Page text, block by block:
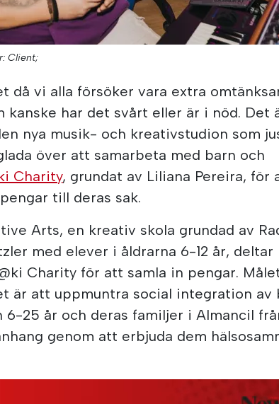
Client;
då vi alla försöker vara extra
kanske har det svårt eller är i nöd. Det
nya musik- och kreativstudion som
över att samarbeta med barn och
Charity, grundat av Liliana Pereira, för
till deras sak.
Arts, en kreativ skola grundad av
med elever i åldrarna 6-12 år, deltar
Charity för att samla in pengar.
är att uppmuntra social integration av
6-25 år och deras familjer i Almancil
genom att erbjuda dem